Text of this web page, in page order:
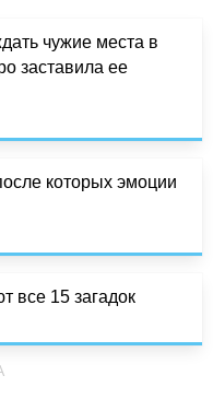
чужие места в
заставила ее
которых эмоции
все 15 загадок